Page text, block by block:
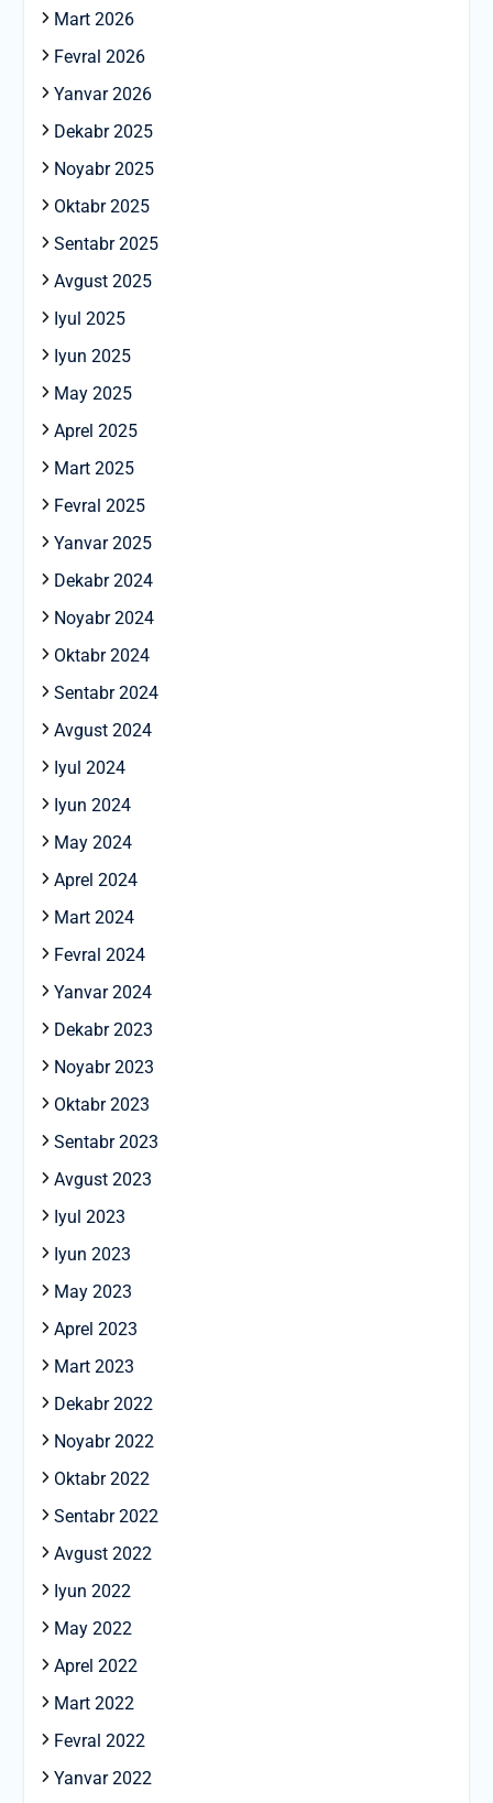
Mart 2026
Fevral 2026
Yanvar 2026
Dekabr 2025
Noyabr 2025
Oktabr 2025
Sentabr 2025
Avgust 2025
Iyul 2025
Iyun 2025
May 2025
Aprel 2025
Mart 2025
Fevral 2025
Yanvar 2025
Dekabr 2024
Noyabr 2024
Oktabr 2024
Sentabr 2024
Avgust 2024
Iyul 2024
Iyun 2024
May 2024
Aprel 2024
Mart 2024
Fevral 2024
Yanvar 2024
Dekabr 2023
Noyabr 2023
Oktabr 2023
Sentabr 2023
Avgust 2023
Iyul 2023
Iyun 2023
May 2023
Aprel 2023
Mart 2023
Dekabr 2022
Noyabr 2022
Oktabr 2022
Sentabr 2022
Avgust 2022
Iyun 2022
May 2022
Aprel 2022
Mart 2022
Fevral 2022
Yanvar 2022